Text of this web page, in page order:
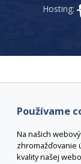
Používame
Na našich
zhromažďovanie
kvality našej
Hosting: